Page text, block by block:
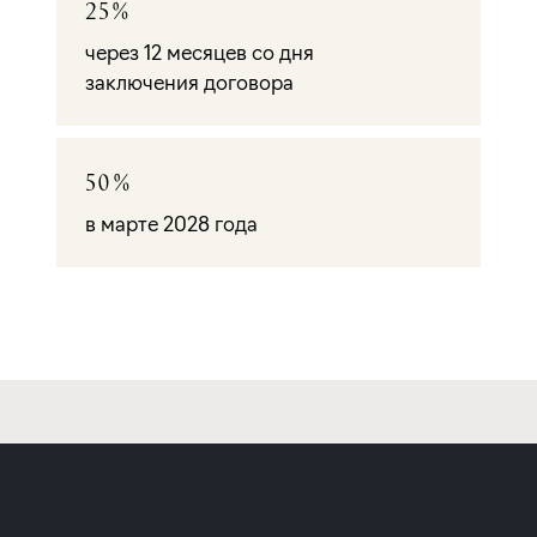
25%
через 12 месяцев со дня
заключения договора
50%
в марте 2028 года